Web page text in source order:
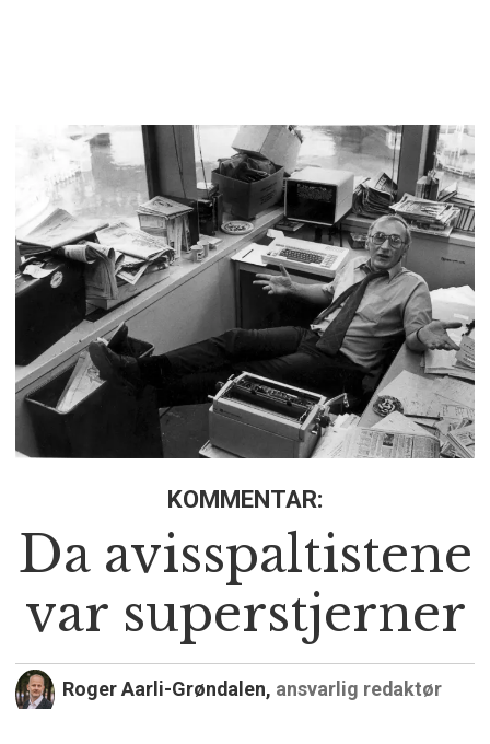
KOMMENTAR:
Da avisspaltistene
var superstjerner
Roger Aarli-Grøndalen, ansvarlig redaktør